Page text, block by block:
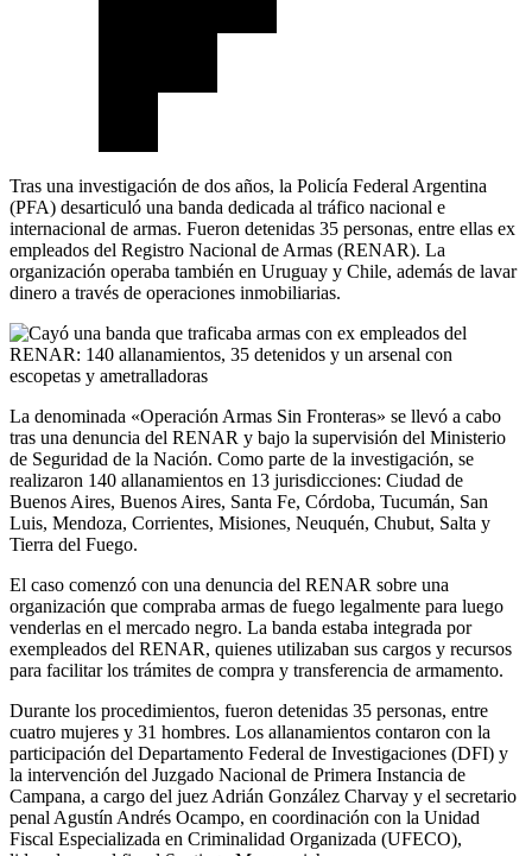
Tras una investigación de dos años, la Policía Federal Argentina
(PFA) desarticuló una banda dedicada al tráfico nacional e
internacional de armas. Fueron detenidas 35 personas, entre ellas ex
empleados del Registro Nacional de Armas (RENAR). La
organización operaba también en Uruguay y Chile, además de lavar
dinero a través de operaciones inmobiliarias.
La denominada «Operación Armas Sin Fronteras» se llevó a cabo
tras una denuncia del RENAR y bajo la supervisión del Ministerio
de Seguridad de la Nación. Como parte de la investigación, se
realizaron 140 allanamientos en 13 jurisdicciones: Ciudad de
Buenos Aires, Buenos Aires, Santa Fe, Córdoba, Tucumán, San
Luis, Mendoza, Corrientes, Misiones, Neuquén, Chubut, Salta y
Tierra del Fuego.
El caso comenzó con una denuncia del RENAR sobre una
organización que compraba armas de fuego legalmente para luego
venderlas en el mercado negro. La banda estaba integrada por
exempleados del RENAR, quienes utilizaban sus cargos y recursos
para facilitar los trámites de compra y transferencia de armamento.
Durante los procedimientos, fueron detenidas 35 personas, entre
cuatro mujeres y 31 hombres. Los allanamientos contaron con la
participación del Departamento Federal de Investigaciones (DFI) y
la intervención del Juzgado Nacional de Primera Instancia de
Campana, a cargo del juez Adrián González Charvay y el secretario
penal Agustín Andrés Ocampo, en coordinación con la Unidad
Fiscal Especializada en Criminalidad Organizada (UFECO),